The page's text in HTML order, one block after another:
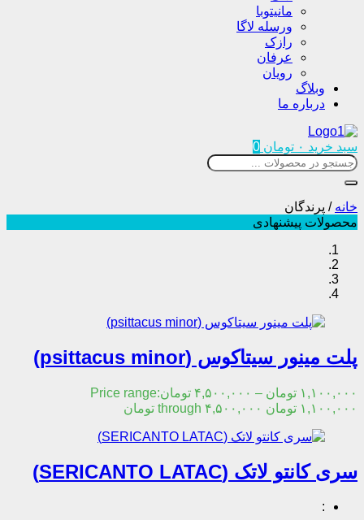
مانیتوبا
ورسله لاگا
رازک
عرفان
رویان
وبلاگ
درباره ما
سبد خرید ۰ تومان 0
خانه / پرندگان
محصولات پیشنهادی
پلت مینور سیتاکوس (psittacus minor)
۱,۱۰۰,۰۰۰ تومان – ۴,۵۰۰,۰۰۰ تومانPrice range:
۱,۱۰۰,۰۰۰ تومان through ۴,۵۰۰,۰۰۰ تومان
سری کانتو لاتک (SERICANTO LATAC)
: